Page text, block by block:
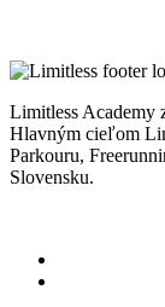
Limitless Academy
Hlavným cieľom
Parkouru,
Slovensku.